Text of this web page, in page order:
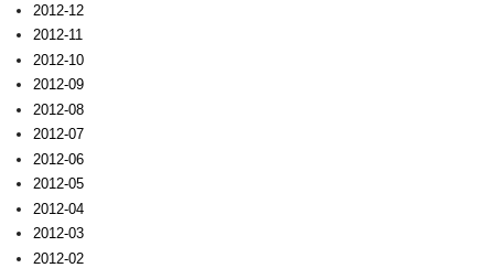
2012-12
2012-11
2012-10
2012-09
2012-08
2012-07
2012-06
2012-05
2012-04
2012-03
2012-02